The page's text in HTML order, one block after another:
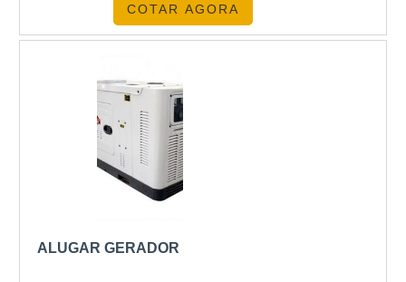
o cliente tenha que desembolsar um valor ainda
maior, é fundamental que seja realizada a
FUNDAMENTAIS SOBRE O PRODUTOO
gerador de energia é utilizado para restabelecer
a energia de um local quando há a queda de
energia. Assim, todos que frequentam o
determinado ambiente pode continuar a fazer
suas atividades normalmente. Abaixo, é
com o serviço de alta qualidade:Custo benefício
COTAR AGORA
ALUGAR GERADOR